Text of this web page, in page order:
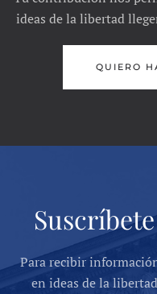
ideas de la libertad
QUIERO
Para recibir
en ideas de la